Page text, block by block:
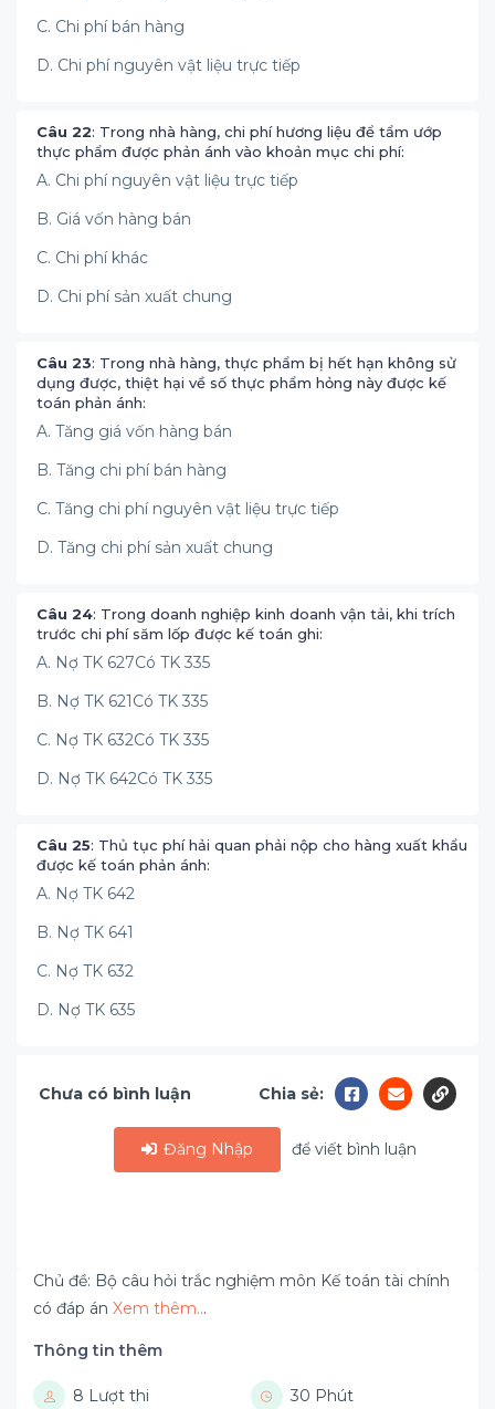
C. Chi phí bán hàng
D. Chi phí nguyên vật liệu trực tiếp
Câu 22: Trong nhà hàng, chi phí hương liệu để tẩm ướp
thực phẩm được phản ánh vào khoản mục chi phí:
A. Chi phí nguyên vật liệu trực tiếp
B. Giá vốn hàng bán
C. Chi phí khác
D. Chi phí sản xuất chung
Câu 23: Trong nhà hàng, thực phẩm bị hết hạn không sử
dụng được, thiệt hại về số thực phẩm hỏng này được kế
toán phản ánh:
A. Tăng giá vốn hàng bán
B. Tăng chi phí bán hàng
C. Tăng chi phí nguyên vật liệu trực tiếp
D. Tăng chi phí sản xuất chung
Câu 24: Trong doanh nghiệp kinh doanh vận tải, khi trích
trước chi phí săm lốp được kế toán ghi:
A. Nợ TK 627Có TK 335
B. Nợ TK 621Có TK 335
C. Nợ TK 632Có TK 335
D. Nợ TK 642Có TK 335
Câu 25: Thủ tục phí hải quan phải nộp cho hàng xuất khẩu
được kế toán phản ánh:
A. Nợ TK 642
B. Nợ TK 641
C. Nợ TK 632
D. Nợ TK 635
Chưa có bình luận Chia sẻ:
Đăng Nhập để viết bình luận
Chủ đề: Bộ câu hỏi trắc nghiệm môn Kế toán tài chính
có đáp án Xem thêm...
Thông tin thêm
8 Lượt thi 30 Phút